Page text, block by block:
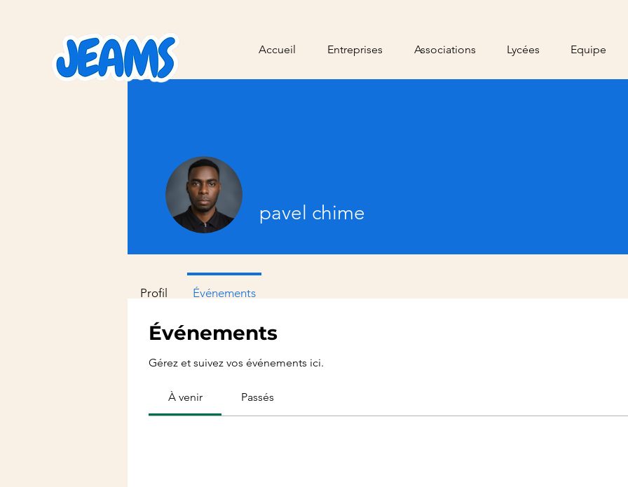
Accueil Entreprises Associations Lycées Equipe
pavel chime
Événements
Gérez et suivez vos événements ici.
À venir Passés
Profil Événements